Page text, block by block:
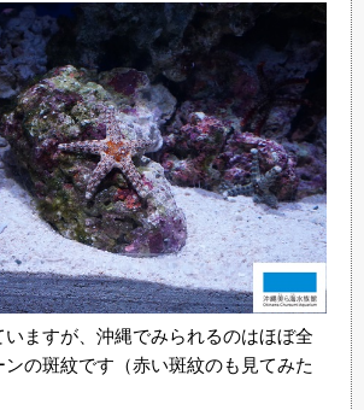
ますが、沖縄でみられるのはほぼ全
の斑紋です（赤い斑紋のも見てみた